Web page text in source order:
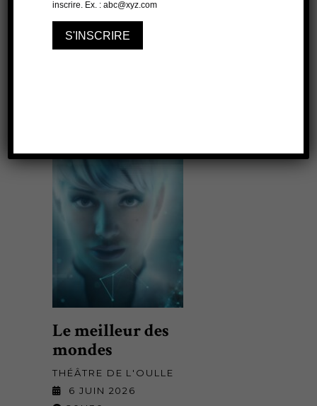
Le meilleur des
mondes
THÉÂTRE DE L'OULLE
6 JUIN 2026